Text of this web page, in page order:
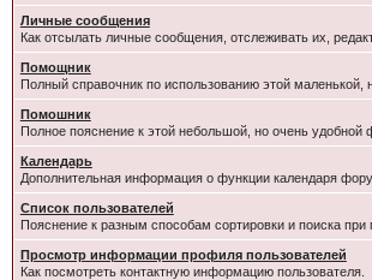
Личные сообщения
Как отсылать личные сообщения, отслеживать их,
Помощник
Полный справочник по использованию этой маленькой,
Помошник
Полное пояснение к этой небольшой, но очень удобной
Календарь
Дополнительная информация о функции календаря
Список пользователей
Пояснение к разным способам сортировки и поиска
Просмотр информации профиля пользователей
Как посмотреть контактную информацию пользователя.